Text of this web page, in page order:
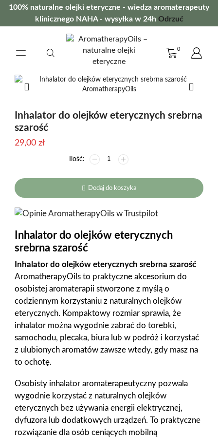
100% naturalne olejki eteryczne - wiedza aromaterapeuty
klinicznego NAHA - wysyłka w 24h Odrzuć
0
Inhalator do olejków eterycznych srebrna
szarość
29,00 zł
ilość
do
olejków
eterycznych
szarość
Dodaj do koszyka
Inhalator do olejków eterycznych
srebrna szarość
Inhalator do olejków eterycznych srebrna szarość
AromatherapyOils to praktyczne akcesorium do
osobistej aromaterapii stworzone z myślą o
codziennym korzystaniu z naturalnych olejków
eterycznych. Kompaktowy rozmiar sprawia, że
inhalator można wygodnie zabrać do torebki,
samochodu, plecaka, biura lub w podróż i korzystać
z ulubionych aromatów zawsze wtedy, gdy masz na
to ochotę.
Osobisty inhalator aromaterapeutyczny pozwala
wygodnie korzystać z naturalnych olejków
eterycznych bez używania energii elektrycznej,
dyfuzora lub dodatkowych urządzeń. To praktyczne
rozwiązanie dla osób ceniących mobilną